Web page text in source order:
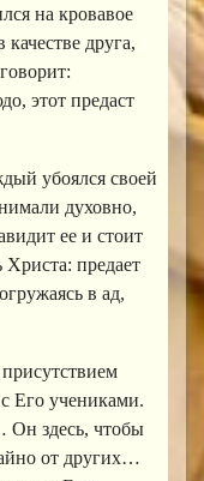
на кровавое
друга,
этот предаст
убоялся своей
духовно,
ее и стоит
Христа: предает
в ад,
Его учениками.
Он здесь, чтобы
от других…